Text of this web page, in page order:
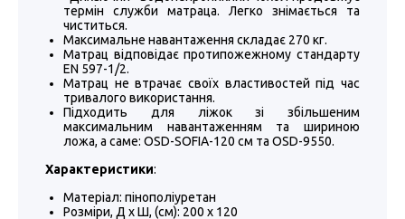
термін служби матраца. Легко знімається та
чиститься.
Максимальне навантаження складає 270 кг.
Матрац відповідає протипожежному стандарту
EN 597-1/2.
Матрац не втрачає своїх властивостей під час
тривалого використання.
Підходить для ліжок зі збільшеним
максимальним навантаженням та шириною
ложа, а саме: OSD-SOFIA-120 см та OSD-9550.
Характеристики:
Матеріал: пінополіуретан
Розміри, Д х Ш, (см): 200 х 120